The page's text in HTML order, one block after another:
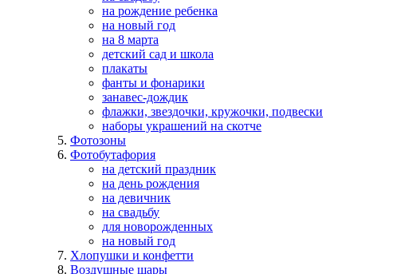
на рождение ребенка
на новый год
на 8 марта
детский сад и школа
плакаты
фанты и фонарики
занавес-дождик
флажки, звездочки, кружочки, подвески
наборы украшений на скотче
Фотозоны
Фотобутафория
на детский праздник
на день рождения
на девичник
на свадьбу
для новорожденных
на новый год
Хлопушки и конфетти
Воздушные шары